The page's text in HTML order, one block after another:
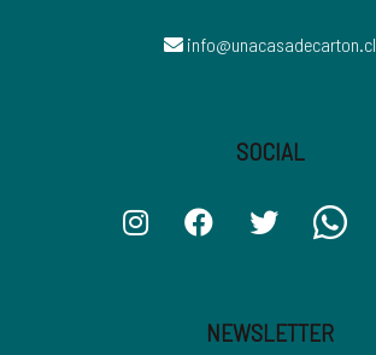
info@unacasadecarton.cl
SOCIAL
NEWSLETTER